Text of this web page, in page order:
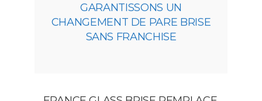
GARANTISSONS UN
CHANGEMENT DE PARE BRISE
SANS FRANCHISE